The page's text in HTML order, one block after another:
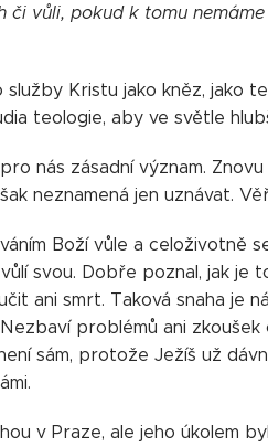
vůli, pokud k tomu
Kristu jako kněz, jako
teologie, aby ve světle
nás zásadní význam.
neznamená jen uznávat.
Boží vůle a celoživotně
svou. Dobře poznal, jak je
ani smrt. Taková snaha je
problémů ani
sám, protože Ježíš už
v Praze, ale jeho úkolem